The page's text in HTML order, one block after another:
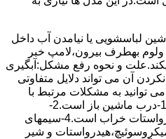
ماشین لباسشویی یا نیامدن آب داخل
بهطرف ﺑﯿﺮون،ﻻﻣﭗ ﺧﺒﺮ
و نحوه رﻓﻊ مشکل:آبگیری
آن می تواند دلایل متفاوتی
توانید به مشکلات مرتبط با
آبگیری لباسشویی مراجعه کنید.1-درب ﻣﺎﺷﯿﻦ ﺑﺎز اﺳﺖ.2-
ﻣﯿﮑﺮوﺳﻮﺋﯿﭻ ﺧﺮاب اﺳﺖ.3-ﻫﯿﺪرواﺳﺘﺎت ﺧﺮاب اﺳﺖ.4-سیمهای
و ﺷﯿﺮ